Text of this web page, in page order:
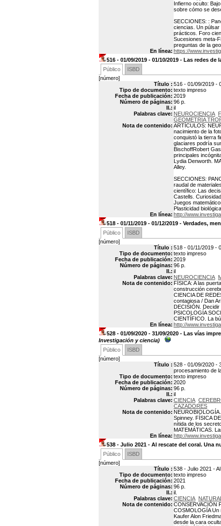
Infierno oculto:
sobre cómo se
SECCIONES: :
ciencias. Un
prácticos. Foro
Sucesiones meta-
preguntas de la
En línea: https://
516 - 01/09/2019 - 01/10/2019 - Las redes de
Público
ISBD
[número]
Título : 516 - 01/09/2019 -
Tipo de documento: texto impreso
Fecha de publicación: 2019
Número de páginas: 96 p.
Il.: il
Palabras clave: NEUROCIENCIA
GEOMETRÍA
Nota de contenido: ARTÍCULOS:
nacimiento de la
conquistó la tierra
glaciares podría
BischoffRobert
principales
Lydia Denworth.
Alley.
SECCIONES:
raudal de
científico: Las
Castells.
Juegos
Plasticidad
En línea: http://
518 - 01/11/2019 - 01/12/2019 - Verdades,
Público
ISBD
[número]
Título : 518 - 01/11/2019 -
Tipo de documento: texto impreso
Fecha de publicación: 2019
Número de páginas: 96 p.
Il.: il
Palabras clave: NEUROCIENCIA
Nota de contenido: FÍSICA: A las
construcción
CIENCIA DE
contagiosa / Dan
DECISIÓN.
PSICOLOGÍA
CIENTÍFICO. La
En línea: http://
528 - 01/09/2020 - 31/09/2020 - Las vías
Investigación y ciencia)
Público
ISBD
[número]
Título : 528 - 01/09/2020 -
procesamiento de
Tipo de documento: texto impreso
Fecha de publicación: 2020
Número de páginas: 96 p.
Il.: il
Palabras clave: CIENCIA
CAZADORES
Nota de contenido:
Spinney. FÍSICA
nítida de los
MATEMÁTICAS.
En línea: http://
538 - Julio 2021 - Al rescate del coral. Una
Público
ISBD
[número]
Título : 538 - Julio 2021 -
Tipo de documento: texto impreso
Fecha de publicación: 2021
Número de páginas: 96 p.
Il.: il.
Palabras clave: CIENCIA
Nota de contenido: CONSERVACIÓN
COSMOLOGÍA Un
Kaufer Alon
desde la cara